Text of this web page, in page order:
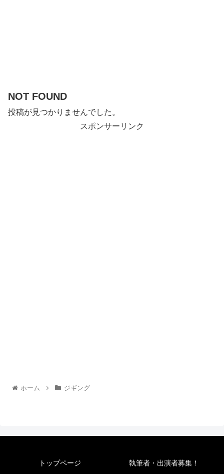
NOT FOUND
投稿が見つかりませんでした。
スポンサーリンク
ホーム ジギング
トップページ
執筆者・出演者募集！